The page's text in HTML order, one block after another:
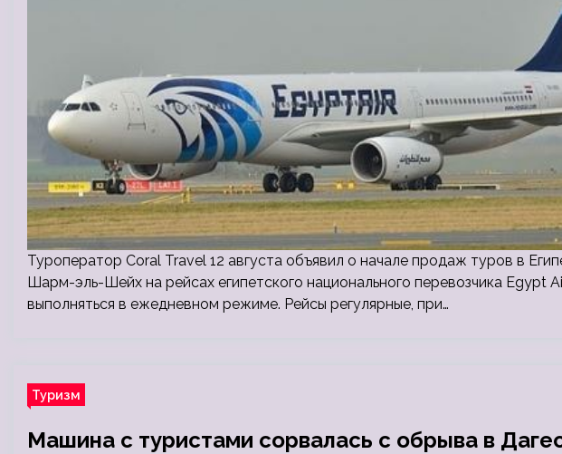
Туроператор Coral Travel 12 августа объявил о начале продаж туров в
Шарм-эль-Шейх на рейсах египетского национального перевозчика Egypt
выполняться в ежедневном режиме. Рейсы регулярные, при…
Туризм
Машина с туристами сорвалась с обрыва в